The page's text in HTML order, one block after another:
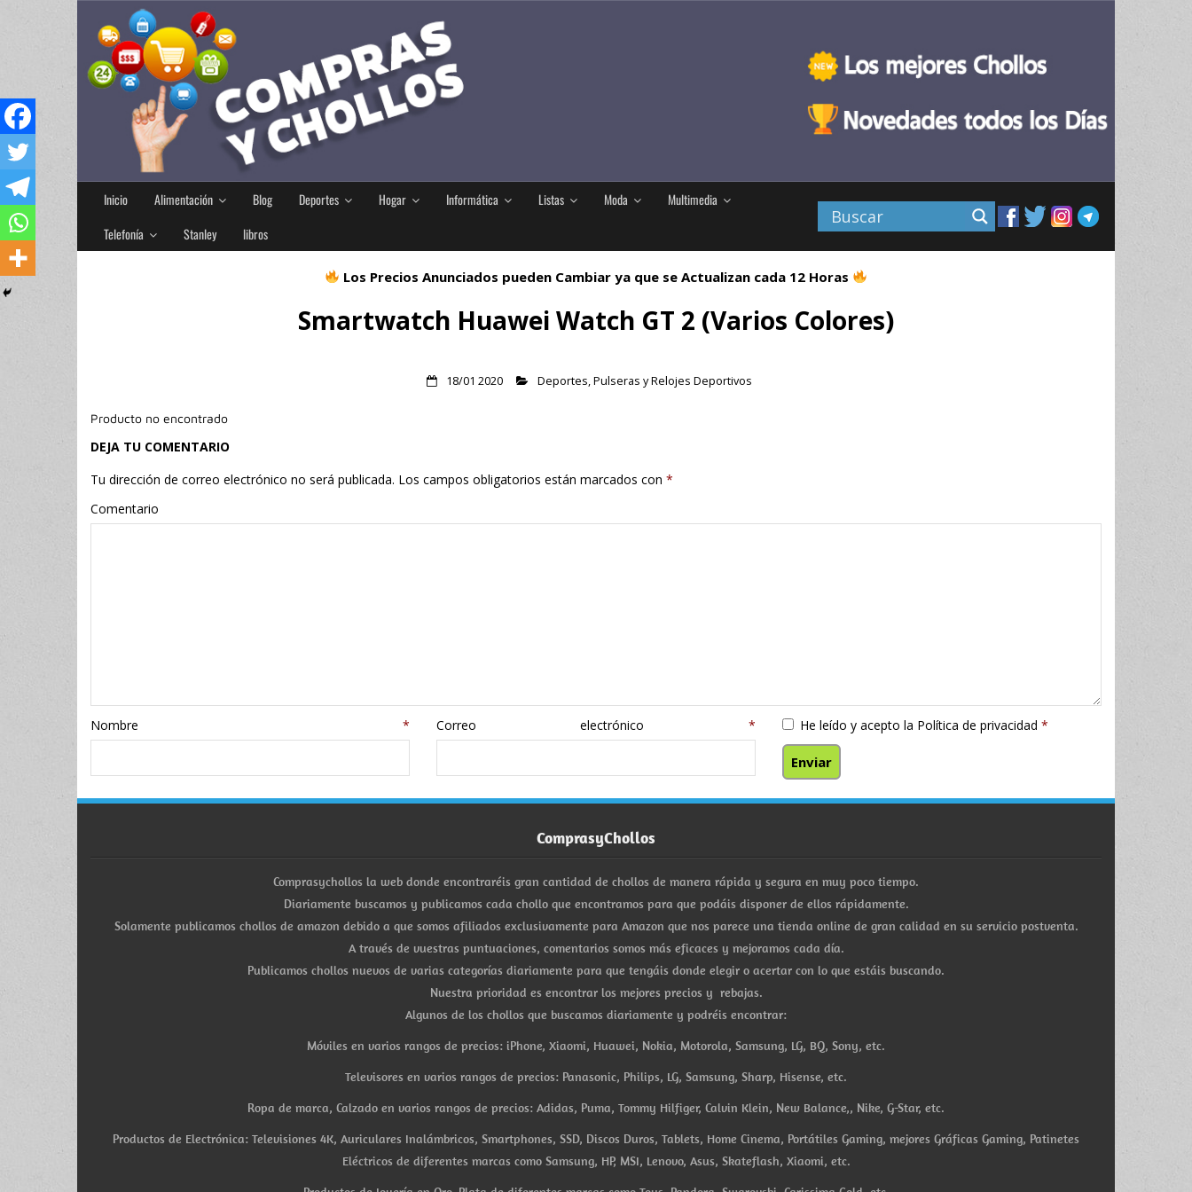
Inicio Alimentación Blog Deportes Hogar Informática Listas Moda
Multimedia
Telefonía
Stanley libros
Los Precios Anunciados pueden Cambiar ya que se Actualizan cada 12 Horas
Smartwatch Huawei Watch GT 2 (Varios Colores)
18/01 2020 Deportes,Pulseras y Relojes Deportivos
Producto no encontrado
DEJA TU COMENTARIO
Tu dirección de correo electrónico no será publicada. Los campos obligatorios están marcados con *
Comentario
Nombre* Correo electrónico* He leído y acepto la Política de privacidad *
ComprasyChollos
Comprasychollos la web donde encontraréis gran cantidad de chollos de manera rápida y segura en muy poco tiempo.
Diariamente buscamos y publicamos cada chollo que encontramos para que podáis disponer de ellos rápidamente.
Solamente publicamos chollos de amazon debido a que somos afiliados exclusivamente para Amazon que nos parece una tienda online de gran calidad en su servicio postventa.
A través de vuestras puntuaciones, comentarios somos más eficaces y mejoramos cada día.
Publicamos chollos nuevos de varias categorías diariamente para que tengáis donde elegir o acertar con lo que estáis buscando.
Nuestra prioridad es encontrar los mejores precios y rebajas.
Algunos de los chollos que buscamos diariamente y podréis encontrar:
Móviles en varios rangos de precios: iPhone, Xiaomi, Huawei, Nokia, Motorola, Samsung, LG, BQ, Sony, etc.
Televisores en varios rangos de precios: Panasonic, Philips, LG, Samsung, Sharp, Hisense, etc.
Ropa de marca, Calzado en varios rangos de precios: Adidas, Puma, Tommy Hilfiger, Calvin Klein, New Balance,, Nike, G-Star, etc.
Productos de Electrónica: Televisiones 4K, Auriculares Inalámbricos, Smartphones, SSD, Discos Duros, Tablets, Home Cinema, Portátiles Gaming, mejores Gráficas Gaming, Patinetes
Eléctricos de diferentes marcas como Samsung, HP, MSI, Lenovo, Asus, Skateflash, Xiaomi, etc.